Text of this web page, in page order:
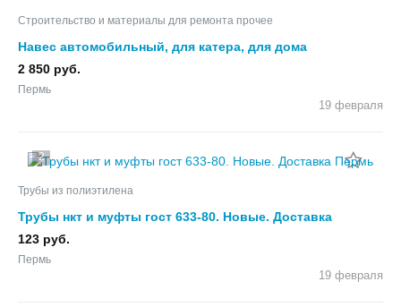
Строительство и материалы для ремонта прочее
Навес автомобильный, для катера, для дома
2 850 руб.
Пермь
19 февраля
2
Трубы из полиэтилена
Трубы нкт и муфты гост 633-80. Новые. Доставка
123 руб.
Пермь
19 февраля